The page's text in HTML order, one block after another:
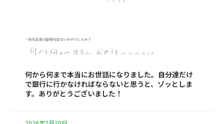
何から何まで本当にお世話になりました。自分達だけ
で銀行に行かなければならないと思うと、ゾッとしま
す。ありがとうございました！